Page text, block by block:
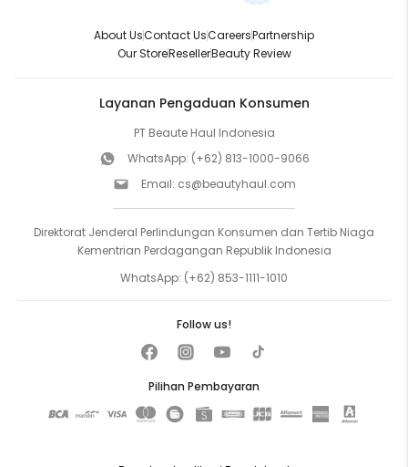
About UsContact UsCareersPartnership
Our StoreResellerBeauty Review
Layanan Pengaduan Konsumen
PT Beaute Haul Indonesia
WhatsApp: (+62) 813-1000-9066
Email: cs@beautyhaul.com
Direktorat Jenderal Perlindungan Konsumen dan Tertib Niaga
Kementrian Perdagangan Republik Indonesia
WhatsApp: (+62) 853-1111-1010
Pilihan Pembayaran
Follow us!